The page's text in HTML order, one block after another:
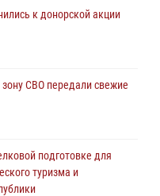
к донорской акции
СВО передали свежие
подготовке для
туризма и